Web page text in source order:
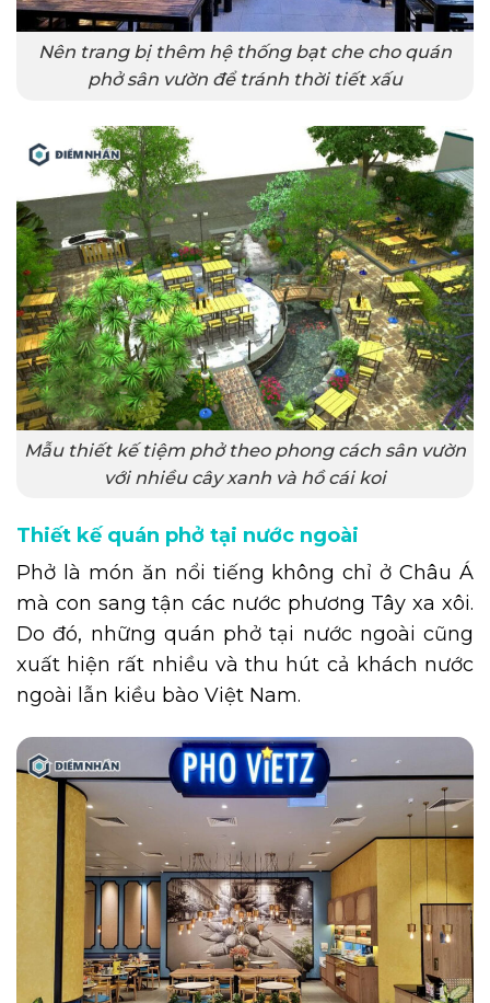
Nên trang bị thêm hệ thống bạt che cho quán
phở sân vườn để tránh thời tiết xấu
Mẫu thiết kế tiệm phở theo phong cách sân vườn
với nhiều cây xanh và hồ cái koi
Thiết kế quán phở tại nước ngoài
Phở là món ăn nổi tiếng không chỉ ở Châu Á
mà con sang tận các nước phương Tây xa xôi.
Do đó, những quán phở tại nước ngoài cũng
xuất hiện rất nhiều và thu hút cả khách nước
ngoài lẫn kiều bào Việt Nam.